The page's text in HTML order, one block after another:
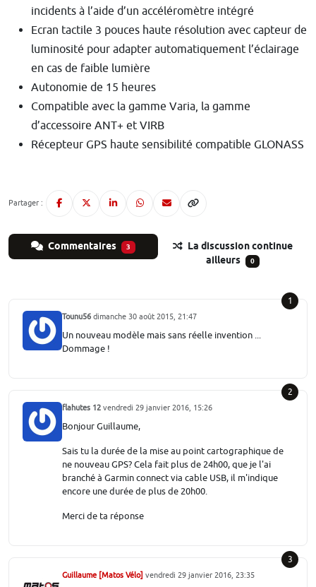
incidents à l’aide d’un accéléromètre intégré
Ecran tactile 3 pouces haute résolution avec capteur de
luminosité pour adapter automatiquement l’éclairage
en cas de faible lumière
Autonomie de 15 heures
Compatible avec la gamme Varia, la gamme
d’accessoire ANT+ et VIRB
Récepteur GPS haute sensibilité compatible GLONASS
Partager :
Commentaires 3
La discussion continue
ailleurs
0
1
Tounu56 dimanche 30 août 2015, 21:47
Un nouveau modèle mais sans réelle invention ...
Dommage !
2
flahutes 12 vendredi 29 janvier 2016, 15:26
Bonjour Guillaume,
Sais tu la durée de la mise au point cartographique de
ne nouveau GPS? Cela fait plus de 24h00, que je l'ai
branché à Garmin connect via cable USB, il m'indique
encore une durée de plus de 20h00.
Merci de ta réponse
3
Guillaume [Matos Vélo] vendredi 29 janvier 2016, 23:35